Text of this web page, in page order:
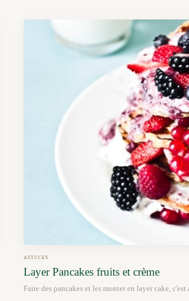
ASTUCES
Layer Pancakes fruits et crème
Faire des pancakes et les monter en layer cake,